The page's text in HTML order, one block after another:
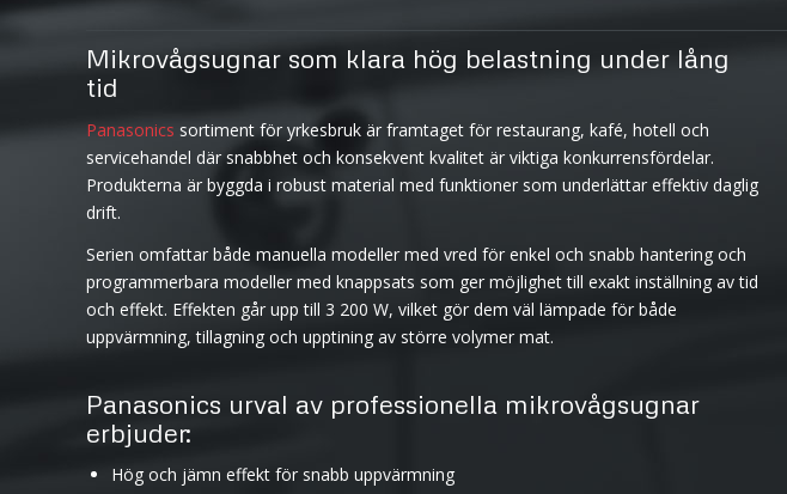
Mikrovågsugnar som klara hög belastning under lång
tid
Panasonics sortiment för yrkesbruk är framtaget för restaurang, kafé, hotell och
servicehandel där snabbhet och konsekvent kvalitet är viktiga konkurrensfördelar.
Produkterna är byggda i robust material med funktioner som underlättar effektiv daglig
drift.
Serien omfattar både manuella modeller med vred för enkel och snabb hantering och
programmerbara modeller med knappsats som ger möjlighet till exakt inställning av tid
och effekt. Effekten går upp till 3 200 W, vilket gör dem väl lämpade för både
uppvärmning, tillagning och upptining av större volymer mat.
Panasonics urval av professionella mikrovågsugnar
erbjuder:
Hög och jämn effekt för snabb uppvärmning